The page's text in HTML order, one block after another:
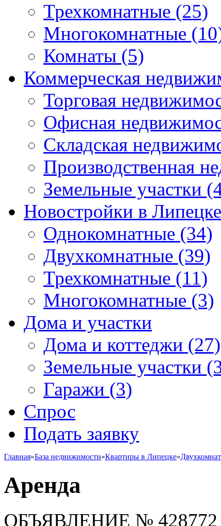
Трехкомнатные (25)
Многокомнатные
Комнаты (5)
Коммерческая
Торговая
Офисная
Складская
Производственная
Земельные участки
Новостройки в Липецке
Однокомнатные (34)
Двухкомнатные (39)
Трехкомнатные (11)
Многокомнатные (3)
Дома и участки
Дома и коттеджи (27)
Земельные участки
Гаражи (3)
Спрос
Подать заявку
Главная»База недвижимости»Квартиры в Липецке»
Аренда
ОБЪЯВЛЕНИЕ № 428772